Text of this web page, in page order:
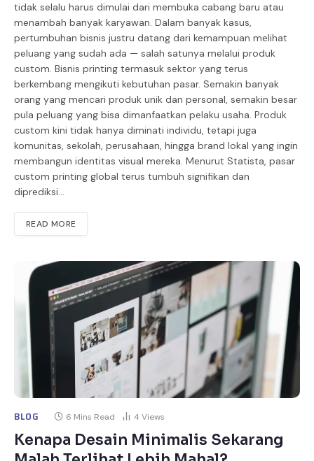
tidak selalu harus dimulai dari membuka cabang baru atau
menambah banyak karyawan. Dalam banyak kasus,
pertumbuhan bisnis justru datang dari kemampuan melihat
peluang yang sudah ada — salah satunya melalui produk
custom. Bisnis printing termasuk sektor yang terus
berkembang mengikuti kebutuhan pasar. Semakin banyak
orang yang mencari produk unik dan personal, semakin besar
pula peluang yang bisa dimanfaatkan pelaku usaha. Produk
custom kini tidak hanya diminati individu, tetapi juga
komunitas, sekolah, perusahaan, hingga brand lokal yang ingin
membangun identitas visual mereka. Menurut Statista, pasar
custom printing global terus tumbuh signifikan dan
diprediksi…
READ MORE
BLOG 6 Mins Read 4 Views
Kenapa Desain Minimalis Sekarang